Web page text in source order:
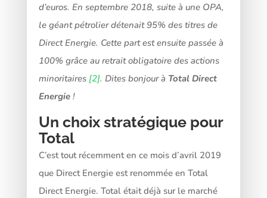
d’euros. En septembre 2018, suite à une OPA,
le géant pétrolier détenait 95% des titres de
Direct Energie. Cette part est ensuite passée à
100% grâce au retrait obligatoire des actions
minoritaires [2]. Dites bonjour à Total Direct
Energie!
Un choix stratégique pour
Total
C’est tout récemment en ce mois d’avril 2019
que Direct Energie est renommée en Total
Direct Energie. Total était déjà sur le marché